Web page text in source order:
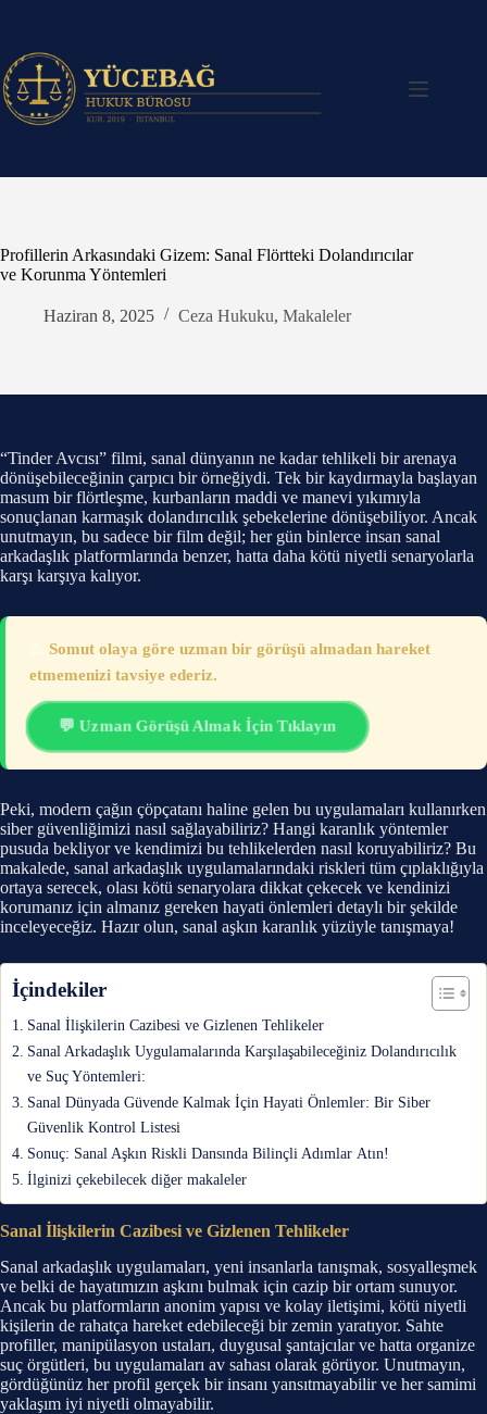
Profillerin Arkasındaki Gizem: Sanal Flörtteki Dolandırıcılar
ve Korunma Yöntemleri
Haziran 8, 2025 Ceza Hukuku, Makaleler
“Tinder Avcısı” filmi, sanal dünyanın ne kadar tehlikeli bir arenaya
dönüşebileceğinin çarpıcı bir örneğiydi. Tek bir kaydırmayla başlayan
masum bir flörtleşme, kurbanların maddi ve manevi yıkımıyla
sonuçlanan karmaşık dolandırıcılık şebekelerine dönüşebiliyor. Ancak
unutmayın, bu sadece bir film değil; her gün binlerce insan sanal
arkadaşlık platformlarında benzer, hatta daha kötü niyetli senaryolarla
karşı karşıya kalıyor.
Somut olaya göre uzman bir görüşü almadan hareket
etmemenizi tavsiye ederiz.
💬 Uzman Görüşü Almak İçin Tıklayın
Peki, modern çağın çöpçatanı haline gelen bu uygulamaları kullanırken
siber güvenliğimizi nasıl sağlayabiliriz? Hangi karanlık yöntemler
pusuda bekliyor ve kendimizi bu tehlikelerden nasıl koruyabiliriz? Bu
makalede, sanal arkadaşlık uygulamalarındaki riskleri tüm çıplaklığıyla
ortaya serecek, olası kötü senaryolara dikkat çekecek ve kendinizi
korumanız için almanız gereken hayati önlemleri detaylı bir şekilde
inceleyeceğiz. Hazır olun, sanal aşkın karanlık yüzüyle tanışmaya!
İçindekiler
Sanal İlişkilerin Cazibesi ve Gizlenen Tehlikeler
Sanal Arkadaşlık Uygulamalarında Karşılaşabileceğiniz Dolandırıcılık
ve Suç Yöntemleri:
Sanal Dünyada Güvende Kalmak İçin Hayati Önlemler: Bir Siber
Güvenlik Kontrol Listesi
Sonuç: Sanal Aşkın Riskli Dansında Bilinçli Adımlar Atın!
İlginizi çekebilecek diğer makaleler
Sanal İlişkilerin Cazibesi ve Gizlenen Tehlikeler
Sanal arkadaşlık uygulamaları, yeni insanlarla tanışmak, sosyalleşmek
ve belki de hayatımızın aşkını bulmak için cazip bir ortam sunuyor.
Ancak bu platformların anonim yapısı ve kolay iletişimi, kötü niyetli
kişilerin de rahatça hareket edebileceği bir zemin yaratıyor. Sahte
profiller, manipülasyon ustaları, duygusal şantajcılar ve hatta organize
suç örgütleri, bu uygulamaları av sahası olarak görüyor. Unutmayın,
gördüğünüz her profil gerçek bir insanı yansıtmayabilir ve her samimi
yaklaşım iyi niyetli olmayabilir.